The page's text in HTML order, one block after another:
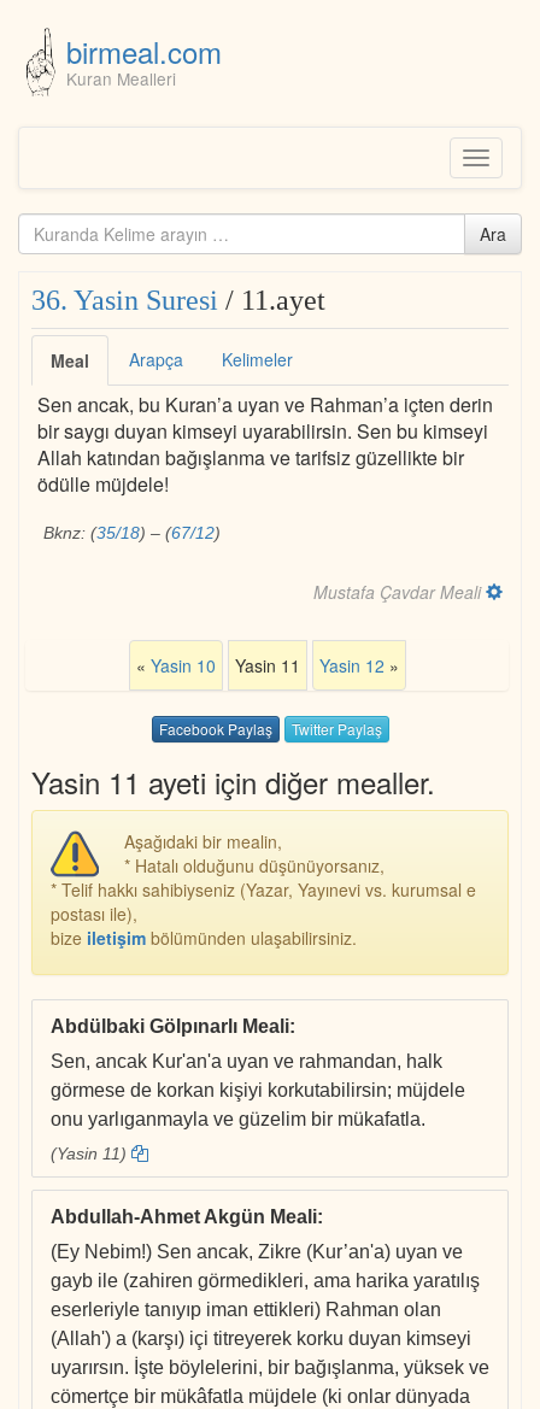
birmeal.com
Kuran Mealleri
Toggle
Kuranda
ara...
Ara
36. Yasin Suresi / 11.ayet
Meal Arapça Kelimeler
Sen ancak, bu Kuran’a uyan ve Rahman’a içten derin
bir saygı duyan kimseyi uyarabilirsin. Sen bu kimseyi
Allah katından bağışlanma ve tarifsiz güzellikte bir
ödülle müjdele!
Bknz: (35/18) – (67/12)
Mustafa Çavdar Meali
« Yasin 10 Yasin 11 Yasin 12 »
Facebook Paylaş Twitter Paylaş
Yasin 11 ayeti için diğer mealler.
Aşağıdaki bir mealin,
* Hatalı olduğunu düşünüyorsanız,
* Telif hakkı sahibiyseniz (Yazar, Yayınevi vs. kurumsal e
postası ile),
bize iletişim bölümünden ulaşabilirsiniz.
Abdülbaki Gölpınarlı Meali:
Sen, ancak Kur'an'a uyan ve rahmandan, halk
görmese de korkan kişiyi korkutabilirsin; müjdele
onu yarlıganmayla ve güzelim bir mükafatla.
(Yasin 11)
Abdullah-Ahmet Akgün Meali:
(Ey Nebim!) Sen ancak, Zikre (Kur’an'a) uyan ve
gayb ile (zahiren görmedikleri, ama harika yaratılış
eserleriyle tanıyıp iman ettikleri) Rahman olan
(Allah') a (karşı) içi titreyerek korku duyan kimseyi
uyarırsın. İşte böylelerini, bir bağışlanma, yüksek ve
cömertçe bir mükâfatla müjdele (ki onlar dünyada